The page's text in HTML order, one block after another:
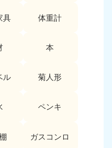
具 体重計
本
ル 菊人形
ペンキ
ガスコンロ
長野県
050-1881-5261
9:00〜19:00 年中無休
山梨県